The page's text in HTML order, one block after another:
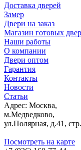
Доставка дверей
Замер
Двери на заказ
Магазин готовых
Наши работы
О компании
Двери оптом
Гарантия
Контакты
Новости
Статьи
Адрес: Москва,
м.Медведково,
ул.Полярная, д.41,
Посмотреть на карте